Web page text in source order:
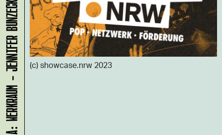
(c) showcase.nrw 2023
LADEN 1A: WERKRAUM - JENNIFER BUNZECK